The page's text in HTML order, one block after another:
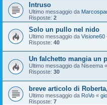
Intruso
Ultimo messaggio da
Risposte: 2
Solo un pullo nel nido
Ultimo messaggio da Visione60
Risposte: 40
Un falchetto mangia un
Ultimo messaggio da Niseema «
Risposte: 30
breve articolo di
Ultimo messaggio da RoVo «
Risposte: 7